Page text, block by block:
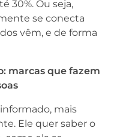
30%. Ou seja,
se conecta
vêm, e de forma
marcas que fazem
mais
Ele quer saber o